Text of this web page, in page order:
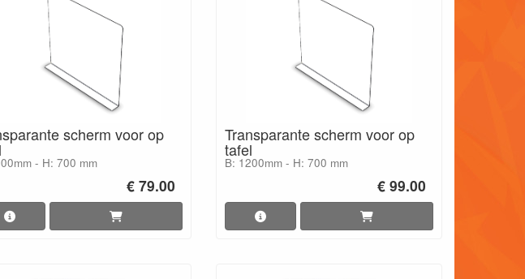
scherm voor op
- H: 700 mm
€ 79.00
Transparante scherm voor op
tafel
B: 1200mm - H: 700 mm
€ 99.00